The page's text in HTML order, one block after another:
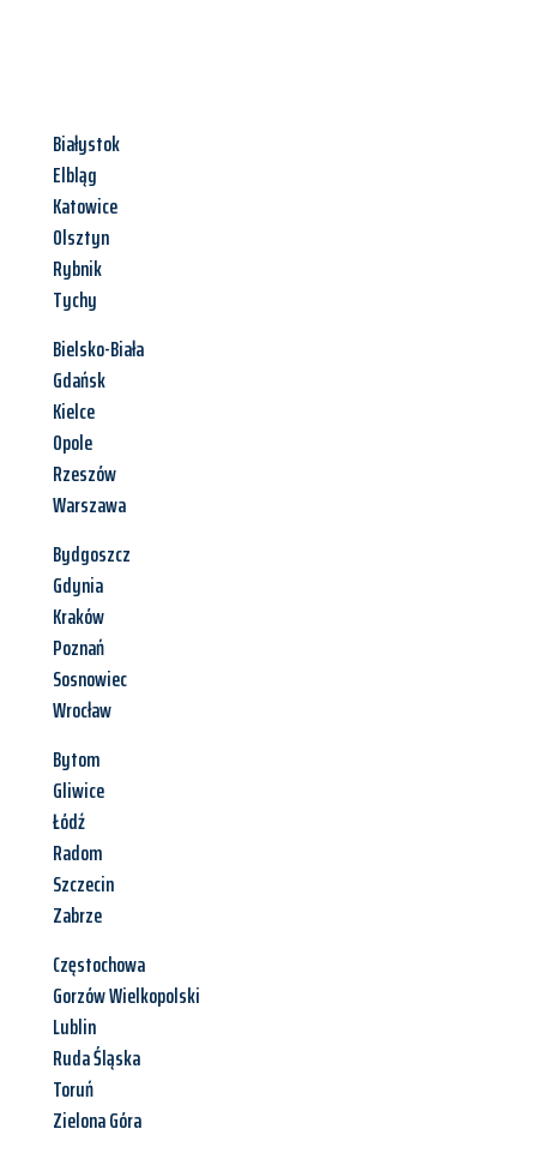
Białystok
Elbląg
Katowice
Olsztyn
Rybnik
Tychy
Bielsko-Biała
Gdańsk
Kielce
Opole
Rzeszów
Warszawa
Bydgoszcz
Gdynia
Kraków
Poznań
Sosnowiec
Wrocław
Bytom
Gliwice
Łódź
Radom
Szczecin
Zabrze
Częstochowa
Gorzów Wielkopolski
Lublin
Ruda Śląska
Toruń
Zielona Góra